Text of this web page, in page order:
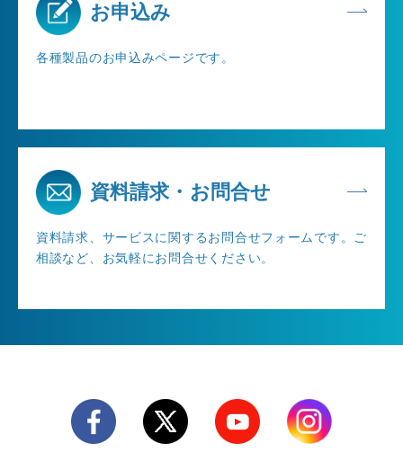
お申込み
各種製品のお申込みページです。
資料請求・お問合せ
資料請求、サービスに関するお問合せフォームです。ご
相談など、お気軽にお問合せください。